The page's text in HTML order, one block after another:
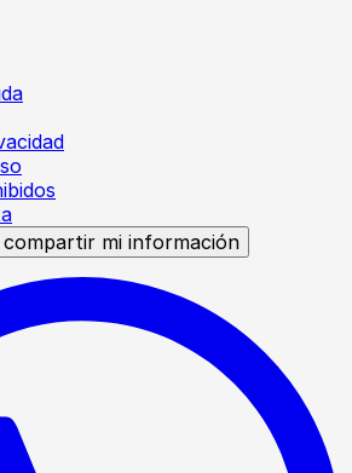
mi información